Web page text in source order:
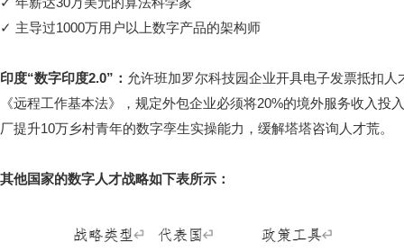
✓ 主导过1000万用户以上数字产品的架构师
印度“数字印度2.0”： 允许班加罗尔科技园企业开具电子发票抵扣
《远程工作基本法》，规定外包企业必须将20%的境外服务收入投
厂提升10万乡村青年的数字孪生实操能力，缓解塔塔咨询人才荒。
其他国家的数字人才战略如下表所示：